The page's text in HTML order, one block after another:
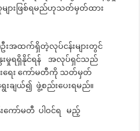
းဖြစ်ရမည်ဟုသတ်မှတ်ထား
းအထက်ရှိတဲ့လုပ်ငန်းများတွင်
းမှုရရှိနိုင်ရန် အလုပ်ရှင်သည်
းရေး ကော်မတီကို သတ်မှတ်
းချယ်၍ ဖွဲ့စည်းပေးရမည်။
းကော်မတီ ပါဝင်ရ မည့်